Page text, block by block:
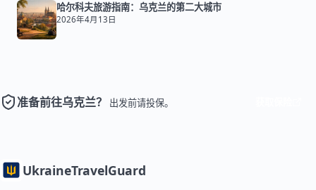
哈尔科夫旅游指南：乌克兰的第二大城市
2026年4月13日
准备前往乌克兰？ 出发前请投保。
UkraineTravelGuard